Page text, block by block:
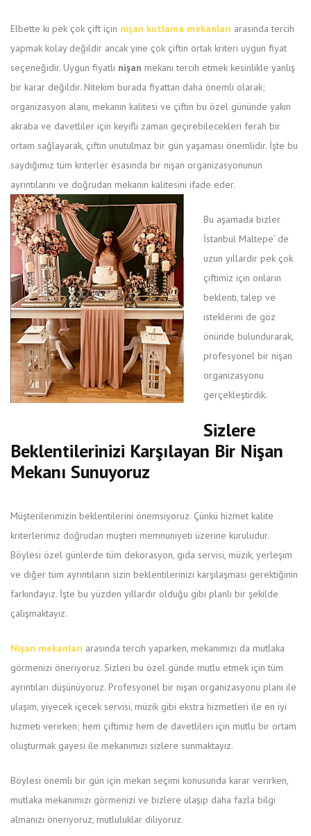
Elbette ki pek çok çift için nişan kutlama mekanları arasında tercih
yapmak kolay değildir ancak yine çok çiftin ortak kriteri uygun fiyat
seçeneğidir. Uygun fiyatlı nişan mekanı tercih etmek kesinlikle yanlış
bir karar değildir. Nitekim burada fiyattan daha önemli olarak;
organizasyon alanı, mekanın kalitesi ve çiftin bu özel gününde yakın
akraba ve davetliler için keyifli zaman geçirebilecekleri ferah bir
ortam sağlayarak, çiftin unutulmaz bir gün yaşaması önemlidir. İşte bu
saydığımız tüm kriterler esasında bir nişan organizasyonunun
ayrıntılarını ve doğrudan mekanın kalitesini ifade eder.
Bu aşamada bizler
İstanbul Maltepe’ de
uzun yıllardır pek çok
çiftimiz için onların
beklenti, talep ve
isteklerini de göz
önünde bulundurarak,
profesyonel bir nişan
organizasyonu
gerçekleştirdik.
Sizlere
Beklentilerinizi Karşılayan Bir Nişan
Mekanı Sunuyoruz
Müşterilerimizin beklentilerini önemsiyoruz. Çünkü hizmet kalite
kriterlerimiz doğrudan müşteri memnuniyeti üzerine kuruludur.
Böylesi özel günlerde tüm dekorasyon, gıda servisi, müzik, yerleşim
ve diğer tüm ayrıntıların sizin beklentilerinizi karşılaşması gerektiğinin
farkındayız. İşte bu yüzden yıllardır olduğu gibi planlı bir şekilde
çalışmaktayız.
Nişan mekanları arasında tercih yaparken, mekanımızı da mutlaka
görmenizi öneriyoruz. Sizleri bu özel günde mutlu etmek için tüm
ayrıntıları düşünüyoruz. Profesyonel bir nişan organizasyonu planı ile
ulaşım, yiyecek içecek servisi, müzik gibi ekstra hizmetleri ile en iyi
hizmeti verirken; hem çiftimiz hem de davetlileri için mutlu bir ortam
oluşturmak gayesi ile mekanımızı sizlere sunmaktayız.
Böylesi önemli bir gün için mekan seçimi konusunda karar verirken,
mutlaka mekanımızı görmenizi ve bizlere ulaşıp daha fazla bilgi
almanızı öneriyoruz, mutluluklar diliyoruz.